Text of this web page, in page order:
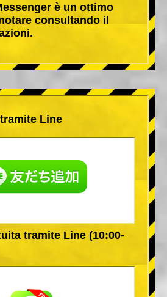
è un ottimo
consultando il
Line
tramite Line (10:00-